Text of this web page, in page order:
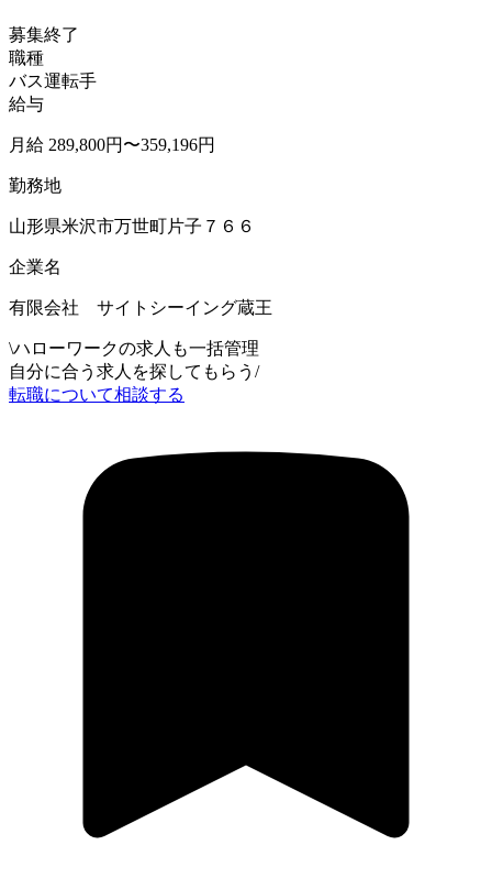
募集終了
職種
バス運転手
給与
月給 289,800円〜359,196円
勤務地
山形県米沢市万世町片子７６６
企業名
有限会社 サイトシーイング蔵王
\ハローワークの求人も一括管理
自分に合う求人を探してもらう /
転職について相談する